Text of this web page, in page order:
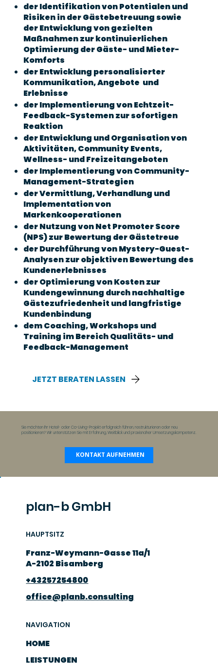
der Identifikation von Potentialen und
Risiken in der Gästebetreuung sowie
der Entwicklung von gezielten
Maßnahmen zur kontinuierlichen
Optimierung der Gäste- und Mieter-
Komforts
der Entwicklung personalisierter
Kommunikation, Angebote und
Erlebnisse
der Implementierung von Echtzeit-
Feedback-Systemen zur sofortigen
Reaktion
der Entwicklung und Organisation von
Aktivitäten, Community Events,
Wellness- und Freizeitangeboten
der Implementierung von Community-
Management-Strategien
der Vermittlung, Verhandlung und
Implementation von
Markenkooperationen
der Nutzung von Net Promoter Score
(NPS) zur Bewertung der Gästetreue
der Durchführung von Mystery-Guest-
Analysen zur objektiven Bewertung des
Kundenerlebnisses
der Optimierung von Kosten zur
Kundengewinnung durch nachhaltige
Gästezufriedenheit und langfristige
Kundenbindung
dem Coaching, Workshops und
Training im Bereich Qualitäts- und
Feedback-Management
JETZT BERATEN LASSEN
Sie möchten Ihr Hotel- oder Co-Living-Projekt erfolgreich führen, restrukturieren oder neu
positionieren? Wir unterstützen Sie mit Erfahrung, Weitblick und praxisnaher Umsetzungskompetenz.
KONTAKT AUFNEHMEN
plan-b GmbH
HAUPTSITZ
Franz-Weymann-Gasse 11a/1
A-2102 Bisamberg
+43257254800
office@planb.consulting
NAVIGATION
HOME
LEISTUNGEN